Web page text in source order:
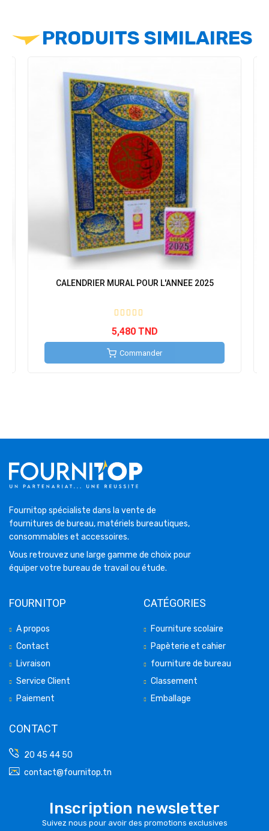
PRODUITS SIMILAIRES
CALENDRIER MURAL POUR L'ANNEE 2025
5,480 TND
Commander
Fournitop spécialiste dans la vente de
fournitures de bureau, matériels bureautiques,
consommables et accessoires.
Vous retrouvez une large gamme de choix pour
équiper votre bureau de travail ou étude.
FOURNITOP
A propos
Contact
Livraison
Service Client
Paiement
CATÉGORIES
Fourniture scolaire
Papèterie et cahier
fourniture de bureau
Classement
Emballage
CONTACT
20 45 44 50
contact@fournitop.tn
Inscription newsletter
Suivez nous pour avoir des promotions exclusives